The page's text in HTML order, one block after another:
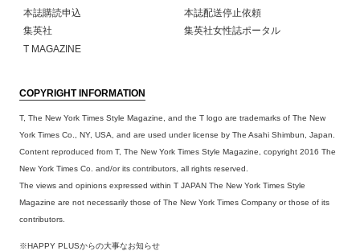
本誌購読申込
本誌配送停止依頼
集英社
集英社女性誌ポータル
T MAGAZINE
COPYRIGHT INFORMATION
T, The New York Times Style Magazine, and the T logo are trademarks of The New
York Times Co., NY, USA, and are used under license by The Asahi Shimbun, Japan.
Content reproduced from T, The New York Times Style Magazine, copyright 2016 The
New York Times Co. and/or its contributors, all rights reserved.
The views and opinions expressed within T JAPAN The New York Times Style
Magazine are not necessarily those of The New York Times Company or those of its
contributors.
※HAPPY PLUSからの大事なお知らせ